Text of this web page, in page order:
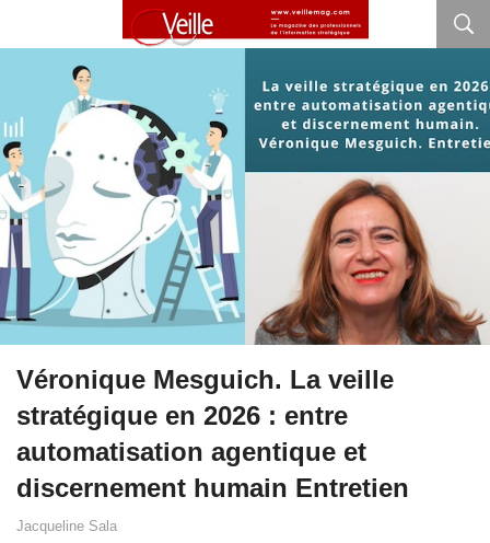
Véronique Mesguich. La veille
stratégique en 2026 : entre
automatisation agentique et
discernement humain Entretien
Jacqueline Sala